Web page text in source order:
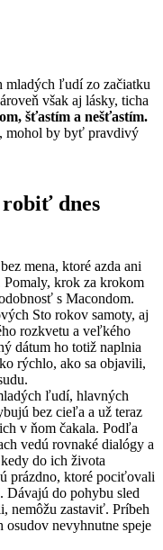
ľudí zo začiatku
však aj lásky, ticha
šťastím a nešťastím.
mohol by byť pravdivý
robiť dnes
mena, ktoré azda ani
Pomaly, krok za krokom
s Macondom.
Sto rokov samoty, aj
rozkvetu a veľkého
dátum ho totiž naplnia
rýchlo, ako sa objavili,
ľudí, hlavných
bez cieľa a už teraz
v ňom čakala. Podľa
vedú rovnaké dialógy a
do ich života
prázdno, ktoré pociťovali
Dávajú do pohybu sled
nemôžu zastaviť. Príbeh
nevyhnutne speje